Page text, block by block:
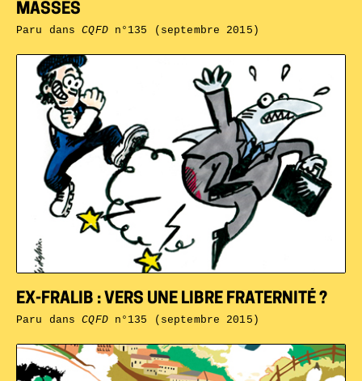
EX-FRALIB : VERS UNE LIBRE FRATERNITÉ ?
Paru dansCQFDn°135 (septembre 2015)
MASSES
Paru dansCQFDn°135 (septembre 2015)